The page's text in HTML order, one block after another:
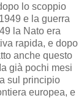
lo scoppio
e la guerra
la Nato era
rapida, e dopo
anche questo
già pochi mesi
sul principio
europea, e